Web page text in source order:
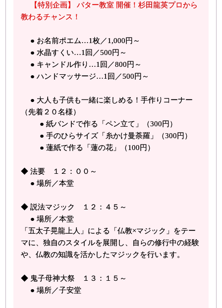
【特別企画】 パター教室 開催！杉田龍英プロから
教わるチャンス！
● お名前ポエム…1枚／1,000円～
● 水晶すくい…1回／500円～
● キャンドル作り…1回／800円～
● ハンドマッサージ…1回／500円～
● 大人も子供も一緒に楽しめる！手作りコーナー
（先着２０名様）
● 紙バンドで作る「ペン立て」（300円）
● 手のひらサイズ「糸かけ曼荼羅」（300円）
● 蓮紙で作る「蓮の花」（100円）
◆ 法要 １２：００～
● 場所／本堂
◆ 説法マジック １２：４５～
● 場所／本堂
「五太子晃龍上人」による「仏教×マジック」をテー
マに、独自のスタイルを展開し、自らの修行中の経験
や、仏教の知識を活かしたマジックを行います。
◆ 鬼子母神大祭 １３：１５～
● 場所／子安堂